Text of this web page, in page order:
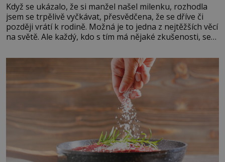
Když se ukázalo, že si manžel našel milenku, rozhodla
jsem se trpělivě vyčkávat, přesvědčena, že se dříve či
později vrátí k rodině. Možná je to jedna z nejtěžších věcí
na světě. Ale každý, kdo s tím má nějaké zkušenosti, se
Když se ke mně doneslo, že si manžel pořídil milenku,